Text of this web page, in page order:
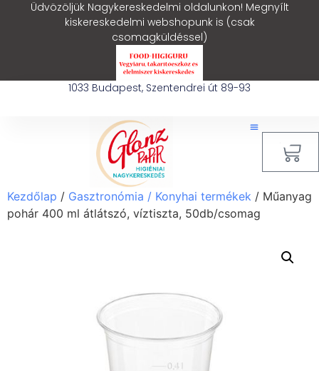
Üdvözöljük Nagykereskedelmi oldalunkon! Megnyílt
kiskereskedelmi webshopunk is (csak
csomagküldéssel)
1033 Budapest, Szentendrei út 89-93
Kezdőlap / Gasztronómia / Konyhai termékek / Műanyag
pohár 400 ml átlátszó, víztiszta, 50db/csomag